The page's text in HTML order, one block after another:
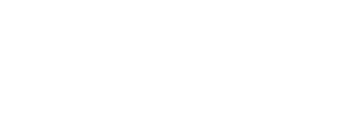
שהמשפחות בוחרות
לעד" | "על העצים
אישיים ומרגשים של